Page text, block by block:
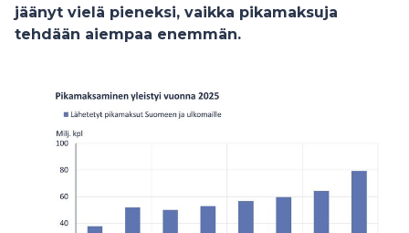
jäänyt vielä pieneksi, vaikka pikamaksuja
tehdään aiempaa enemmän.